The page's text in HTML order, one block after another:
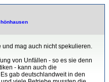
und mag auch nicht spekulieren.
von Unfällen - so es sie denn
- kann auch die
gab deutschlandweit in den